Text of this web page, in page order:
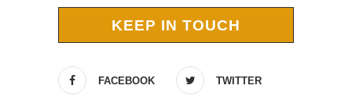
KEEP IN TOUCH
FACEBOOK TWITTER